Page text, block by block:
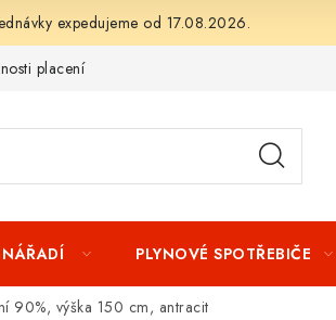
expedujeme od 17.08.2026.
placení
NÁŘADÍ PLYNOVÉ SPOTŘEBIČE
90%, výška 150 cm, antracit